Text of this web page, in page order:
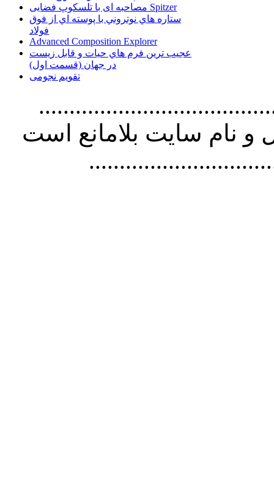
مصاحبه ای با تلسکوپ فضایی Spitzer
ستاره هاي نوتروني با پوسته اي از فوق
فولاد
Advanced Composition Explorer
عجیب ترین فرم هاي حيات و قابل زيست
در جهان (قسمت اول)
تقویم نجومی
استفاده از
نام سايت بلامانع است